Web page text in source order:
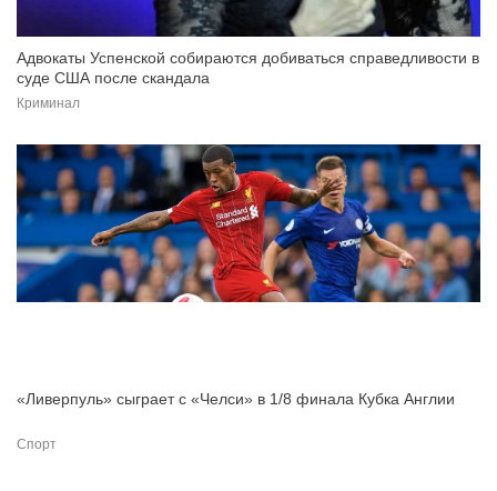
Адвокаты Успенской собираются добиваться справедливости в
суде США после скандала
Криминал
«Ливерпуль» сыграет с «Челси» в 1/8 финала Кубка Англии
Спорт